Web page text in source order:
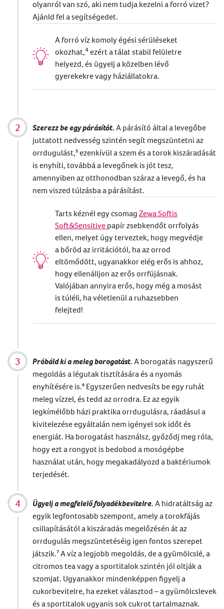
olyanról van szó, aki nem tudja kezelni a forró vizet?
Ajánld fel a segítségedet.
A forró víz komoly égési sérüléseket
okozhat,4 ezért a tálat stabil felületre
helyezd, és ügyelj a közelben lévő
gyerekekre vagy háziállatokra.
Szerezz be egy párásítót. A párásító által a levegőbe
juttatott nedvesség szintén segít megszüntetni az
orrdugulást,⁵ezenkívül a szem és a torok kiszáradását
is enyhíti, továbbá a levegőnek is jót tesz,
amennyiben az otthonodban száraz a levegő, és ha
nem viszed túlzásba a párásítást.
Tarts kéznél egy csomag Zewa Softis
Soft&Sensitive papír zsebkendőt orrfolyás
ellen, melyet úgy terveztek, hogy megvédje
a bőröd az irritációtól, ha az orrod
eltömődött, ugyanakkor elég erős is ahhoz,
hogy ellenálljon az erős orrfújásnak.
Valójában annyira erős, hogy még a mosást
is túléli, ha véletlenül a ruhazsebben
felejted!
Próbáld ki a meleg borogatást. A borogatás nagyszerű
megoldás a légutak tisztítására és a nyomás
enyhítésére is.⁶ Egyszerűen nedvesíts be egy ruhát
meleg vízzel, és tedd az orrodra. Ez az egyik
legkímélőbb házi praktika orrdugulásra, ráadásul a
kivitelezése egyáltalán nem igényel sok időt és
energiát. Ha borogatást használsz, győződj meg róla,
hogy ezt a rongyot is bedobod a mosógépbe
használat után, hogy megakadályozd a baktériumok
terjedését.
Ügyelj a megfelelő folyadékbevitelre. A hidratáltság az
egyik legfontosabb szempont, amely a torokfájás
csillapításától a kiszáradás megelőzésén át az
orrdugulás megszüntetéséig igen fontos szerepet
játszik.⁷ A víz a legjobb megoldás, de a gyümölcslé, a
citromos tea vagy a sportitalok szintén jól oltják a
szomjat. Ugyanakkor mindenképpen figyelj a
cukorbevitelre, ha ezeket választod – a gyümölcslevek
és a sportitalok ugyanis sok cukrot tartalmaznak.